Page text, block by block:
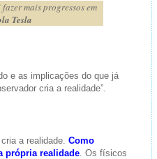
mais progressos em
Tesla
e as implicações do que já
cria a realidade”.
a realidade. Como
própria realidade . Os físicos